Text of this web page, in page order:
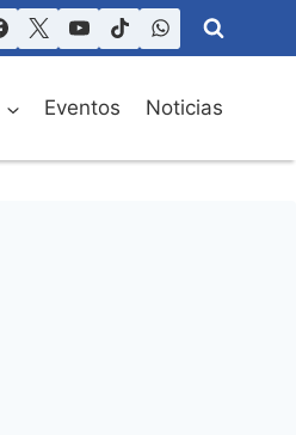
Eventos Noticias